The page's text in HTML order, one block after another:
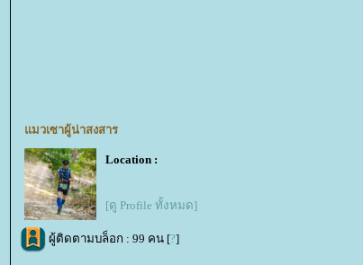
มวเซาผู้น่าสงสาร
Location :
[ดู Profile ทั้งหมด]
ผู้ติดตามบล็อก : 99 คน [?]